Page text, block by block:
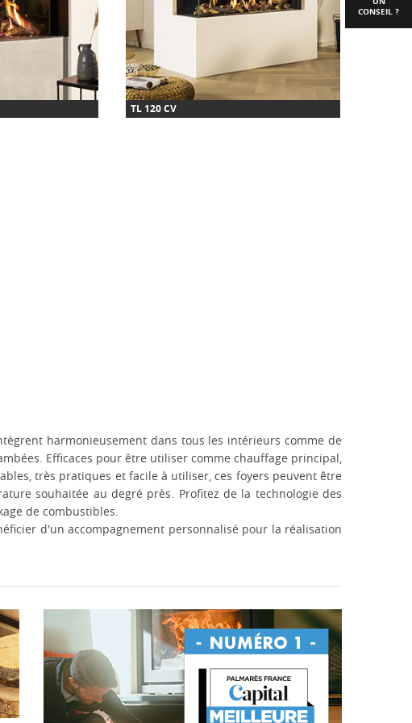
TL 120 CV
harmonieusement dans tous les intérieurs comme de
Efficaces pour être utiliser comme chauffage principal,
très pratiques et facile à utiliser, ces foyers peuvent être
souhaitée au degré près. Profitez de la technologie des
de combustibles.
d'un accompagnement personnalisé pour la réalisation
CONSEIL ?